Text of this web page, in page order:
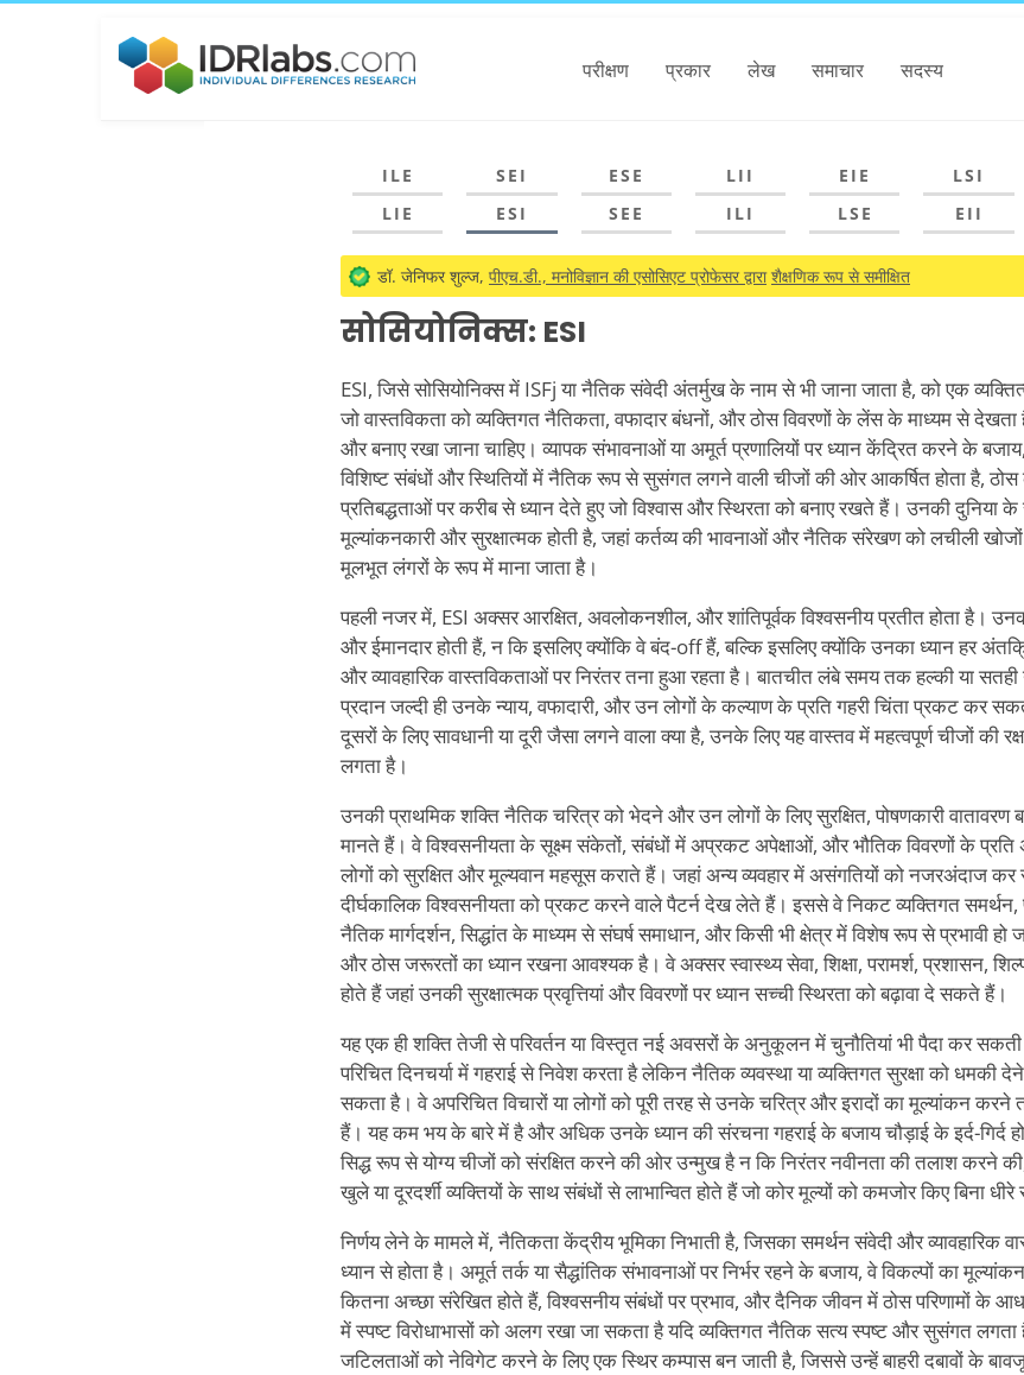
परीक्षण प्रकार लेख समाचार सदस्य
ILE SEI ESE LII EIE LSI
LIE
ESI SEE ILI LSE EII
डॉ. जेनिफर शुल्ज, पीएच.डी., मनोविज्ञान की एसोसिएट प्रोफेसर द्वारा शैक्षणिक रूप से समीक्षित
सोसियोनिक्स: ESI
ESI, जिसे सोसियोनिक्स में ISFj या नैतिक संवेदी अंतर्मुख के नाम से भी जाना जाता है, को एक
जो वास्तविकता को व्यक्तिगत नैतिकता, वफादार बंधनों, और ठोस विवरणों के लेंस के माध्यम से देखता है
और बनाए रखा जाना चाहिए। व्यापक संभावनाओं या अमूर्त प्रणालियों पर ध्यान केंद्रित करने के
विशिष्ट संबंधों और स्थितियों में नैतिक रूप से सुसंगत लगने वाली चीजों की ओर आकर्षित होता है, ठोस
प्रतिबद्धताओं पर करीब से ध्यान देते हुए जो विश्वास और स्थिरता को बनाए रखते हैं। उनकी
मूल्यांकनकारी और सुरक्षात्मक होती है, जहां कर्तव्य की भावनाओं और नैतिक संरेखण को लचीली
मूलभूत लंगरों के रूप में माना जाता है।
पहली नजर में, ESI अक्सर आरक्षित, अवलोकनशील, और शांतिपूर्वक विश्वसनीय प्रतीत होता है।
और ईमानदार होती हैं, न कि इसलिए क्योंकि वे बंद-off हैं, बल्कि इसलिए क्योंकि उनका ध्यान हर
और व्यावहारिक वास्तविकताओं पर निरंतर तना हुआ रहता है। बातचीत लंबे समय तक हल्की या
प्रदान जल्दी ही उनके न्याय, वफादारी, और उन लोगों के कल्याण के प्रति गहरी चिंता प्रकट कर
दूसरों के लिए सावधानी या दूरी जैसा लगने वाला क्या है, उनके लिए यह वास्तव में महत्वपूर्ण चीजों की
लगता है।
उनकी प्राथमिक शक्ति नैतिक चरित्र को भेदने और उन लोगों के लिए सुरक्षित, पोषणकारी वातावरण
मानते हैं। वे विश्वसनीयता के सूक्ष्म संकेतों, संबंधों में अप्रकट अपेक्षाओं, और भौतिक विवरणों के
लोगों को सुरक्षित और मूल्यवान महसूस कराते हैं। जहां अन्य व्यवहार में असंगतियों को नजरअंदाज
दीर्घकालिक विश्वसनीयता को प्रकट करने वाले पैटर्न देख लेते हैं। इससे वे निकट व्यक्तिगत समर्थन,
नैतिक मार्गदर्शन, सिद्धांत के माध्यम से संघर्ष समाधान, और किसी भी क्षेत्र में विशेष रूप से प्रभावी हो
और ठोस जरूरतों का ध्यान रखना आवश्यक है। वे अक्सर स्वास्थ्य सेवा, शिक्षा, परामर्श, प्रशासन,
होते हैं जहां उनकी सुरक्षात्मक प्रवृत्तियां और विवरणों पर ध्यान सच्ची स्थिरता को बढ़ावा दे सकते हैं।
यह एक ही शक्ति तेजी से परिवर्तन या विस्तृत नई अवसरों के अनुकूलन में चुनौतियां भी पैदा कर
परिचित दिनचर्या में गहराई से निवेश करता है लेकिन नैतिक व्यवस्था या व्यक्तिगत सुरक्षा को धमकी
सकता है। वे अपरिचित विचारों या लोगों को पूरी तरह से उनके चरित्र और इरादों का मूल्यांकन
हैं। यह कम भय के बारे में है और अधिक उनके ध्यान की संरचना गहराई के बजाय चौड़ाई के इर्द-गिर्द
सिद्ध रूप से योग्य चीजों को संरक्षित करने की ओर उन्मुख है न कि निरंतर नवीनता की तलाश करने
खुले या दूरदर्शी व्यक्तियों के साथ संबंधों से लाभान्वित होते हैं जो कोर मूल्यों को कमजोर किए बिना
निर्णय लेने के मामले में, नैतिकता केंद्रीय भूमिका निभाती है, जिसका समर्थन संवेदी और व्यावहारिक
ध्यान से होता है। अमूर्त तर्क या सैद्धांतिक संभावनाओं पर निर्भर रहने के बजाय, वे विकल्पों का
कितना अच्छा संरेखित होते हैं, विश्वसनीय संबंधों पर प्रभाव, और दैनिक जीवन में ठोस परिणामों के
में स्पष्ट विरोधाभासों को अलग रखा जा सकता है यदि व्यक्तिगत नैतिक सत्य स्पष्ट और सुसंगत
जटिलताओं को नेविगेट करने के लिए एक स्थिर कम्पास बन जाती है, जिससे उन्हें बाहरी दबावों के